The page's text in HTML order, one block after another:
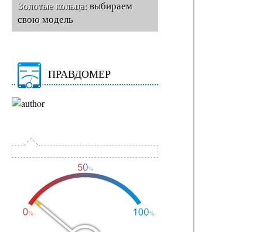
Золотые кольца:выбираем
свою модель
ПРАВДОМЕР